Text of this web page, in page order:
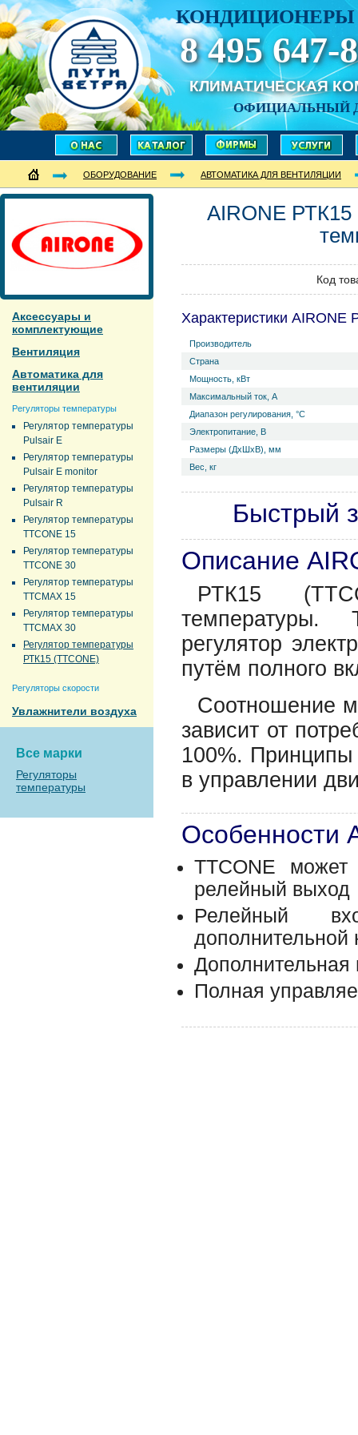
КОНДИЦИОНЕРЫ
8 495 647-
КЛИМАТИЧЕСКАЯ
ОФИЦИАЛЬНЫЙ
ОБОРУДОВАНИЕ АВТОМАТИКА ДЛЯ ВЕНТИЛЯЦИИ
Аксессуары и
комплектующие
Вентиляция
Автоматика для
вентиляции
Регуляторы температуры
Регулятор температуры
Pulsair E
Регулятор температуры
Pulsair E monitor
Регулятор температуры
Pulsair R
Регулятор температуры
TTCONE 15
Регулятор температуры
TTCONE 30
Регулятор температуры
TTCMAX 15
Регулятор температуры
TTCMAX 30
Регулятор температуры
РТК15 (TTCONE)
Регуляторы скорости
Увлажнители воздуха
Все марки
Регуляторы
температуры
AIRONE
Код
Характеристики AIRONE
Производитель
Страна
Мощность, кВт
Максимальный ток, А
Диапазон регулирования, °С
Электропитание, В
Размеры (ДхШхВ), мм
Вес, кг
Быстрый
Описание
РТК15
температуры.
регулятор
путём полного
Соотношение
зависит от
100%. Принципы
в управлении
Особенности
TTCONE
релейный выход
Релейный
дополнительной
Дополнительная
Полная